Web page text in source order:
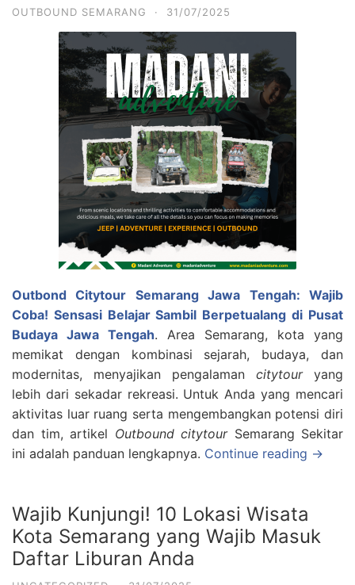
OUTBOUND SEMARANG · 31/07/2025
Outbond Citytour Semarang Jawa Tengah: Wajib
Coba! Sensasi Belajar Sambil Berpetualang di Pusat
Budaya Jawa Tengah. Area Semarang, kota yang
memikat dengan kombinasi sejarah, budaya, dan
modernitas, menyajikan pengalaman citytouryang
lebih dari sekadar rekreasi. Untuk Anda yang mencari
aktivitas luar ruang serta mengembangkan potensi diri
dan tim, artikel Outbound citytourSemarang Sekitar
ini adalah panduan lengkapnya. Continue reading →
Wajib Kunjungi! 10 Lokasi Wisata
Kota Semarang yang Wajib Masuk
Daftar Liburan Anda